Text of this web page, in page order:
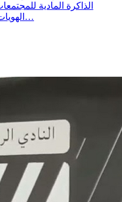
الذاكرة المادية
الهويات الجماعية، وينقل المعرفة والقصص…